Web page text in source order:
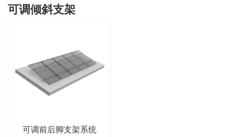
可调倾斜支架
可调前后脚支架系统